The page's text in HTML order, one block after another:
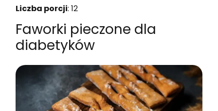
Liczba porcji: 12
Faworki pieczone dla
diabetyków